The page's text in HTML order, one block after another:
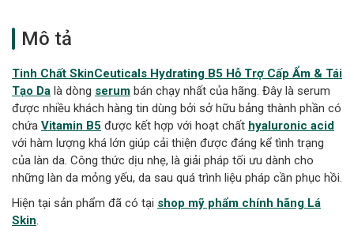
Mô tả
Tinh Chất SkinCeuticals Hydrating B5 Hỗ Trợ Cấp Ẩm & Tái
Tạo Da là dòng serum bán chạy nhất của hãng. Đây là serum
được nhiều khách hàng tin dùng bởi sở hữu bảng thành phần có
chứa Vitamin B5 được kết hợp với hoạt chất hyaluronic acid
với hàm lượng khá lớn giúp cải thiện được đáng kể tình trạng
của làn da. Công thức dịu nhẹ, là giải pháp tối ưu dành cho
những làn da mỏng yếu, da sau quá trình liệu pháp cần phục hồi.
Hiện tại sản phẩm đã có tại shop mỹ phẩm chính hãng Lá
Skin.